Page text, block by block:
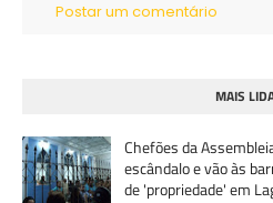
Postar um comentário
MAIS
Chefões da
escândalo e vão às
de 'propriedade' em